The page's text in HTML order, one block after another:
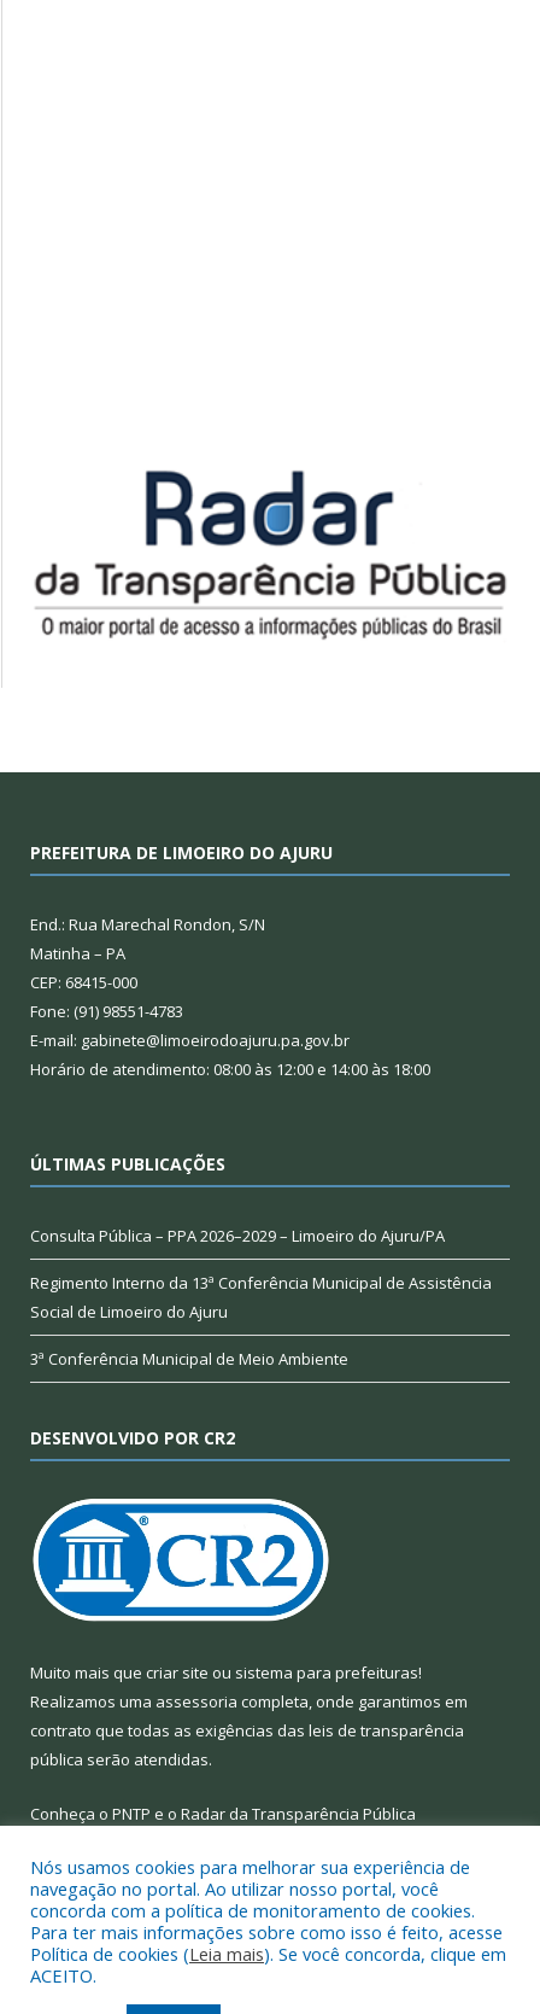
PREFEITURA DE LIMOEIRO DO AJURU
End.: Rua Marechal Rondon, S/N
Matinha – PA
CEP: 68415-000
Fone: (91) 98551-4783
E-mail: gabinete@limoeirodoajuru.pa.gov.br
Horário de atendimento: 08:00 às 12:00 e 14:00 às 18:00
ÚLTIMAS PUBLICAÇÕES
Consulta Pública – PPA 2026–2029 – Limoeiro do Ajuru/PA
Regimento Interno da 13ª Conferência Municipal de Assistência
Social de Limoeiro do Ajuru
3ª Conferência Municipal de Meio Ambiente
DESENVOLVIDO POR CR2
Muito mais que criar site ou sistema para prefeituras!
Realizamos uma assessoria completa, onde garantimos em
contrato que todas as exigências das leis de transparência
pública serão atendidas.
Conheça o PNTP e o Radar da Transparência Pública
Todos os direitos reservados a Prefeitura Municipal de Limoeiro
do Ajuru.
Nós usamos cookies para melhorar sua experiência de
navegação no portal. Ao utilizar nosso portal, você
concorda com a política de monitoramento de cookies.
Para ter mais informações sobre como isso é feito, acesse
Política de cookies (Leia mais). Se você concorda, clique em
ACEITO.